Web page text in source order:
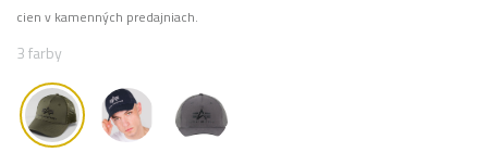
cien v kamenných predajniach.
3 farby